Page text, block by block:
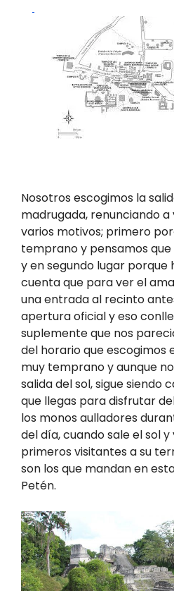
Nosotros escogimos la
madrugada, renunciando
varios motivos; primero
temprano y pensamos
y en segundo lugar porque
cuenta que para ver el
una entrada al recinto
apertura oficial y eso
suplemente que nos
del horario que escogimos
muy temprano y aunque
salida del sol, sigue siendo
que llegas para disfrutar
los monos aulladores
del día, cuando sale el sol
primeros visitantes a su
son los que mandan en
Petén.